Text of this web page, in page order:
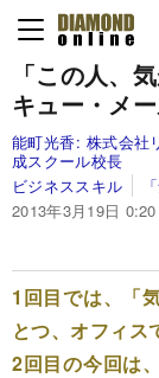
「この人、
キュー・メ
能町光香: 株式会社
成スクール校長
ビジネススキル
2013年3月19日 0:20
1回目では、「
とつ、オフィス
2回目の今回は